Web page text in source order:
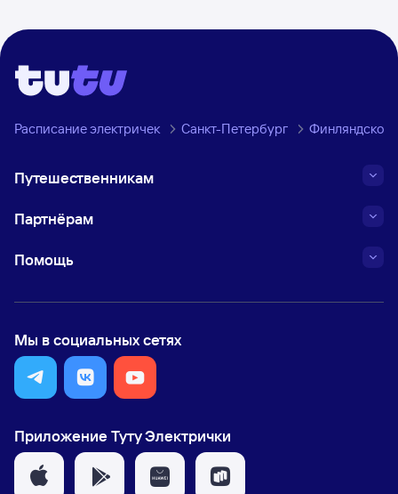
Расписание электричек Санкт-Петербург Финляндское
Путешественникам
Партнёрам
Помощь
Мы в социальных сетях
Приложение Туту Электрички